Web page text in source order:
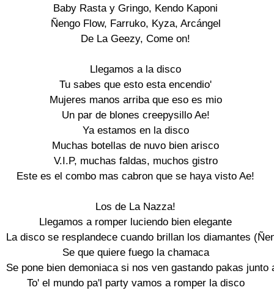
Baby Rasta y Gringo, Kendo Kaponi
Ñengo Flow, Farruko, Kyza, Arcángel
De La Geezy, Come on!
Llegamos a la disco
Tu sabes que esto esta encendio'
Mujeres manos arriba que eso es mio
Un par de blones creepysillo Ae!
Ya estamos en la disco
Muchas botellas de nuvo bien arisco
V.I.P, muchas faldas, muchos gistro
Este es el combo mas cabron que se haya visto Ae!
Los de La Nazza!
Llegamos a romper luciendo bien elegante
La disco se resplandece cuando brillan los diamantes
Se que quiere fuego la chamaca
Se pone bien demoniaca si nos ven gastando pakas junto
To' el mundo pa'l party vamos a romper la disco